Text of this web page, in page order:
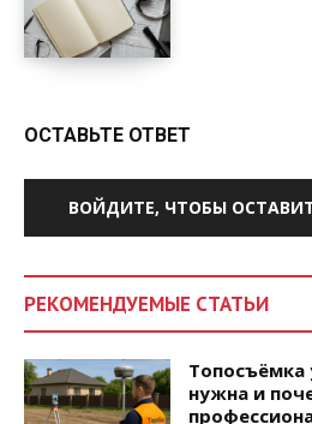
ОСТАВЬТЕ ОТВЕТ
ВОЙДИТЕ, ЧТОБЫ
РЕКОМЕНДУЕМЫЕ СТАТЬИ
Топосъёмка
нужна и